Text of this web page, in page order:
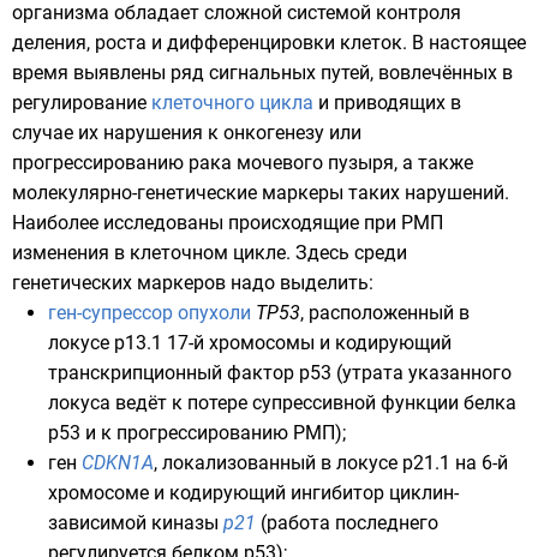
организма обладает сложной системой контроля
деления, роста и дифференцировки клеток. В настоящее
время выявлены ряд сигнальных путей, вовлечённых в
регулирование клеточного цикла и приводящих в
случае их нарушения к онкогенезу или
прогрессированию рака мочевого пузыря, а также
молекулярно-генетические маркеры таких нарушений.
Наиболее исследованы происходящие при РМП
изменения в клеточном цикле. Здесь среди
генетических маркеров надо выделить:
ген-супрессор опухоли ТР53, расположенный в
локусе р13.1 17-й хромосомы и кодирующий
транскрипционный фактор p53 (утрата указанного
локуса ведёт к потере супрессивной функции белка
p53 и к прогрессированию РМП);
ген CDKN1A, локализованный в локусе р21.1 на 6-й
хромосоме и кодирующий ингибитор циклин-
зависимой киназы р21 (работа последнего